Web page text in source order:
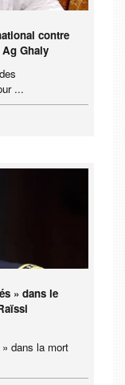
contre
Ghaly
...
» dans le
dans la mort